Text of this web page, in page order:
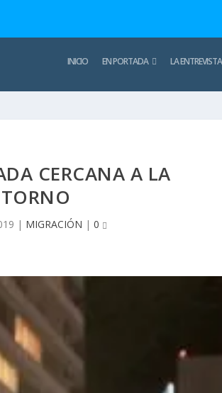
INICIO EN PORTADA LA ENTREVISTA
CERCANA A LA
| MIGRACIÓN | 0